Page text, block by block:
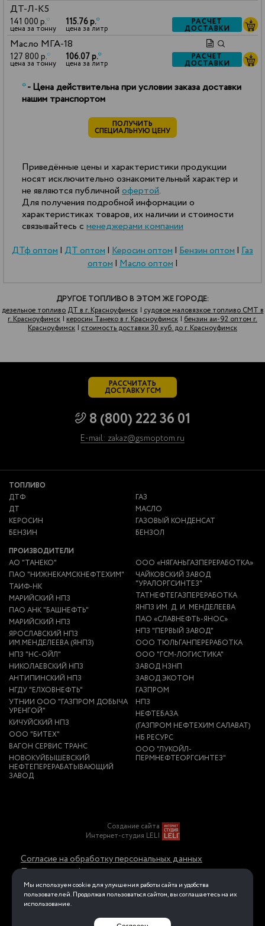
ДТ-Л-К5
141 000 р.*
цена за тонну
115.76 р.*
цена за литр
РАСЧЕТ
ДОСТАВКИ
Масло МГА-18
127 800 р.*
цена за тонну
106.07 р.*
цена за литр
РАСЧЕТ
ДОСТАВКИ
*- Цена действительна при условии заказа доставки
нашим транспортом
ПОЛУЧИТЬ
СПЕЦИАЛЬНУЮ ЦЕНУ
Приведённые цены и характеристики продукции
носят исключительно ознакомительный характер и
не являются публичной офертой.
Для получения подробной информации о
характеристиках товаров, их наличии и стоимости
связывайтесь с менеджерами компании
ДТф оптом| ДТ оптом| Керосин оптом| Бензин оптом| Газ
оптом|Масло оптом|
ДРУГОЕ ТОПЛИВО В ЭТОМ ЖЕ ГОРОДЕ:
дезельное топливо ДТ в г. Красноуфимск| судовое маловязкое топливо СМТ в
г. Красноуфимск | керосин Танеко в г. Красноуфимск | бензин аи-92 оптом г.
Красноуфимск | стоимость доставки 30 куб. до г. Красноуфимск
РАССЧИТАТЬ
ДОСТАВКУ ГСМ
8 (800) 222 36 01
E-mail: zakaz@gsmoptom.ru
ТОПЛИВО
ДТФ
ДТ
КЕРОСИН
БЕНЗИН
ГАЗ
МАСЛО
ГАЗОВЫЙ КОНДЕНСАТ
БЕНЗОЛ
ПРОИЗВОДИТЕЛИ
АО "ТАНЕКО"
ПАО "НИЖНЕКАМСКНЕФТЕХИМ"
ТАИФ-НК
МАРИЙСКИЙ НПЗ
ПАО АНК "БАШНЕФТЬ"
МАРИЙСКИЙ НПЗ
ЯРОСЛАВСКИЙ НПЗ
ИМ.МЕНДЕЛЕЕВА (ЯНПЗ)
НПЗ "НС-ОЙЛ"
НИКОЛАЕВСКИЙ НПЗ
АНТИПИНСКИЙ НПЗ
НГДУ "ЕЛХОВНЕФТЬ"
УТНИИ ООО "ГАЗПРОМ ДОБЫЧА
УРЕНГОЙ"
КИЧУЙСКИЙ НПЗ
ООО "БИТЕХ"
ВАГОН СЕРВИС ТРАНС
НОВОКУЙБЫШЕВСКИЙ
НЕФТЕПЕРЕРАБАТЫВАЮЩИЙ
ЗАВОД
ООО «НЯГАНЬГАЗПЕРЕРАБОТКА»
ЧАЙКОВСКИЙ ЗАВОД
"УРАЛОРГСИНТЕЗ"
ТАТНЕФТЕГАЗПЕРЕРАБОТКА
ЯНПЗ ИМ. Д. И. МЕНДЕЛЕЕВА
ПАО «СЛАВНЕФТЬ-ЯНОС»
НПЗ "ПЕРВЫЙ ЗАВОД"
ООО ТЮЛЬГАНПЕРЕРАБОТКА
ООО "ГСМ-ЛОГИСТИКА"
ЗАВОД НЗНП
ЗАВОД ЭКОТОН
ГАЗПРОМ
НПЗ
НЕФТЕБАЗА
(ГАЗПРОМ НЕФТЕХИМ САЛАВАТ)
НБ РЕСУРС
ООО "ЛУКОЙЛ-
ПЕРМНЕФТЕОРГСИНТЕЗ"
Создание сайта
Интернет-студия LELI
Согласие на обработку персональных данных
Политика конфиденциальности в отношении
обработки персональных данных
Перейти на полную версию
Мы используем cookie для улучшения работы сайта и удобства
пользователей. Продолжая пользоваться сайтом, вы соглашаетесь на их
использование.